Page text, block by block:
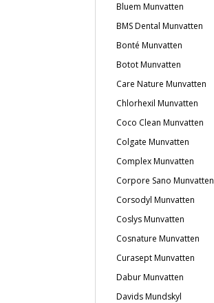
Bluem Munvatten
BMS Dental Munvatten
Bonté Munvatten
Botot Munvatten
Care Nature Munvatten
Chlorhexil Munvatten
Coco Clean Munvatten
Colgate Munvatten
Complex Munvatten
Corpore Sano Munvatten
Corsodyl Munvatten
Coslys Munvatten
Cosnature Munvatten
Curasept Munvatten
Dabur Munvatten
Davids Mundskyl